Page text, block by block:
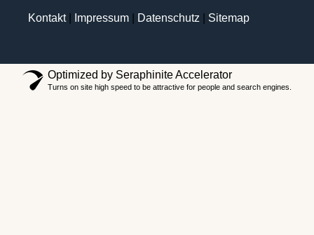
Kontakt| Impressum Datenschutz Sitemap
Optimized by Seraphinite Accelerator
Turns on site high speed to be attractive for people and search engines.